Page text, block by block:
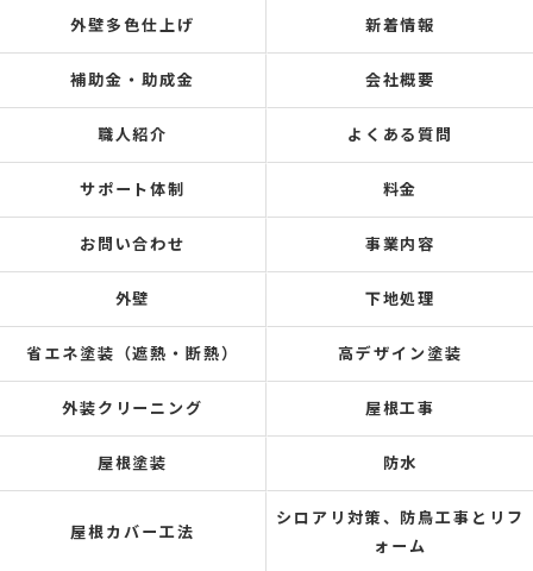
外壁多色仕上げ 新着情報
補助金・助成金 会社概要
職人紹介 よくある質問
サポート体制 料金
お問い合わせ 事業内容
外壁 下地処理
省エネ塗装（遮熱・断熱） 高デザイン塗装
外装クリーニング 屋根工事
屋根塗装 防水
屋根カバー工法
シロアリ対策、防鳥工事とリフ
ォーム